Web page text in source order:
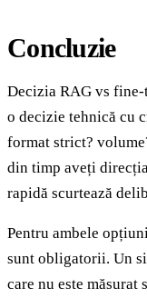
Concluzie
Decizia RAG vs
o decizie tehnică cu
format strict?
din timp aveți
rapidă scurtează
Pentru ambele
sunt obligatorii. Un
care nu este măsurat